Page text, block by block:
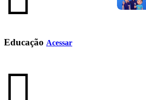
Educação Acessar